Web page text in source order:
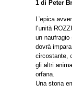
1 di Peter
L’epica
l’unità
un naufragio
dovrà
circostante,
gli altri
orfana.
Una storia